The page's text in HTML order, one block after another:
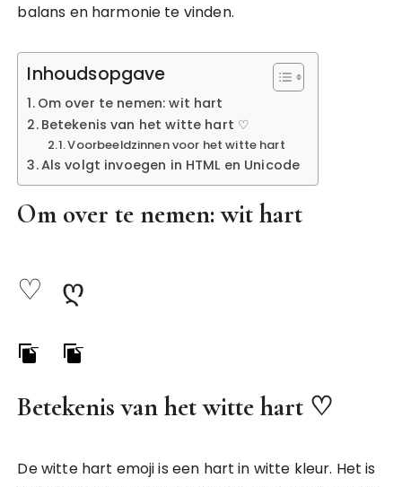
balans en harmonie te vinden.
Inhoudsopgave
Om over te nemen: wit hart
Betekenis van het witte hart ♡
Voorbeeldzinnen voor het witte hart
Als volgt invoegen in HTML en Unicode
Om over te nemen: wit hart
♡ ღ
Betekenis van het witte hart ♡
De witte hart emoji is een hart in witte kleur. Het is